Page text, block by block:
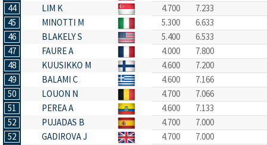
44
LIM K 4.700
7.233
45
MINOTTI M 5.300
6.633
46
BLAKELY S 5.400
6.533
47
FAURE A 4.000
7.800
48
KUUSIKKO M 4.600
7.200
49
BALAMI C 4.600
7.166
50
LOUON N 4.700
7.066
51
PEREA A 4.600
7.133
52
PUJADAS B 4.700
7.000
52
GADIROVA J 4.700
7.000